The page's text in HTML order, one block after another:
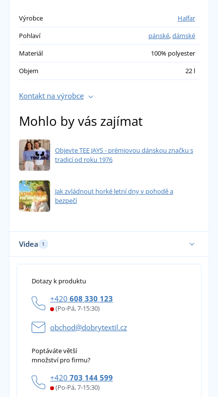
Výrobce
Halfar
Pohlaví
pánské,dámské
Materiál
100% polyester
Objem
22 l
Kontakt na výrobce
Mohlo by vás zajímat
Objevte TEE JAYS - prémiovou dánskou značku s
tradicí od roku 1976
Jak zvládnout horké letní dny v pohodě a
bezpečí
Videa 1
Dotazy k produktu
+420 608 330 123
(Po-Pá, 7-15:30)
obchod@dobrytextil.cz
Poptáváte větší
množství pro firmu?
+420 703 144 599
(Po-Pá, 7-15:30)